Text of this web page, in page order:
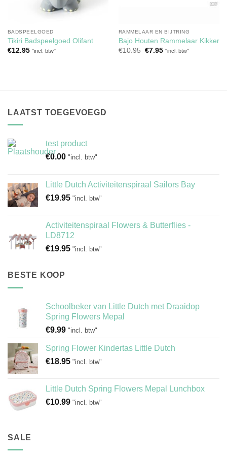
BADSPEELGOED
Tikiri Badspeelgoed Olifant
€12.95 "incl. btw"
RAMMELAAR EN BIJTRING
Bajo Houten Rammelaar Kikker
€10.95 Oorspronkelijke
€7.95Huidige
"incl. btw"
LAATST TOEGEVOEGD
test product
€0.00 "incl. btw"
Little Dutch Activiteitenspiraal Sailors Bay
€19.95 "incl. btw"
Activiteitenspiraal Flowers & Butterflies -
LD8712
€19.95 "incl. btw"
BESTE KOOP
Schoolbeker van Little Dutch met Draaidop
Spring Flowers Mepal
€9.99 "incl. btw"
Spring Flower Kindertas Little Dutch
€18.95 "incl. btw"
Little Dutch Spring Flowers Mepal Lunchbox
€10.99 "incl. btw"
SALE